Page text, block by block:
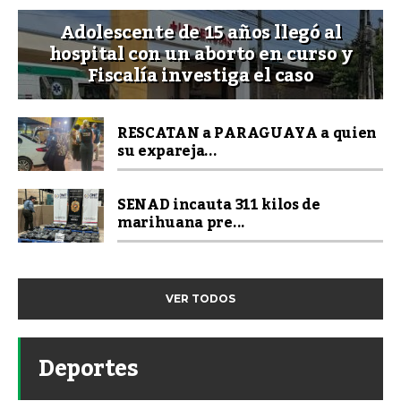
Adolescente de 15 años llegó al
hospital con un aborto en curso y
Fiscalía investiga el caso
RESCATAN a PARAGUAYA a quien
su expareja...
SENAD incauta 311 kilos de
marihuana pre...
VER TODOS
Deportes